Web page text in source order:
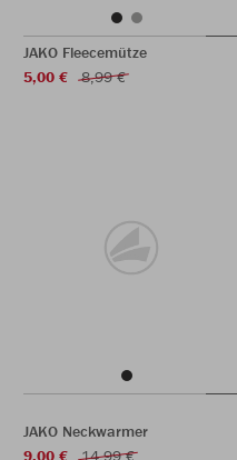
JAKO Fleecemütze
5,00 €
8,99 €
JAKO Neckwarmer
9,00 €
14,99 €